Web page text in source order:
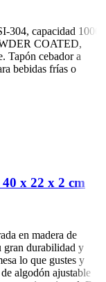
capacidad 1000
COATED,
Tapón cebador a
bebidas frías o
x 22 x 2 cm
en madera de
gran durabilidad y
lo que gustes y
algodón ajustable